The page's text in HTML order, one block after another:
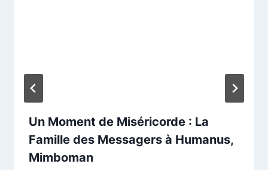
Un Moment de Miséricorde : La
Famille des Messagers à Humanus,
Mimboman